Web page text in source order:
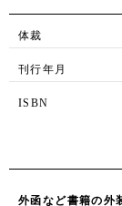
体裁
刊行年月
ISBN
外函など書籍の外